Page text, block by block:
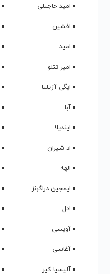
امید حاجیلی
افشین
امید
امیر تتلو
ایگی آزیلیا
آبا
ایندیلا
اد شیران
الهه
ایمجین دراگونز
ادل
آویسی
آغاسی
آلیسیا کیز